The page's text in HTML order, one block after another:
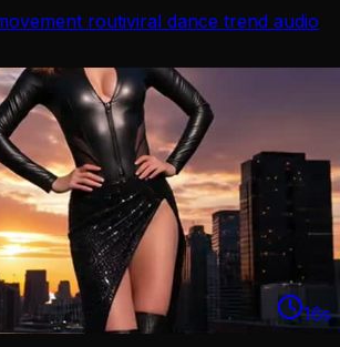
routiviral dance trend audio
16s